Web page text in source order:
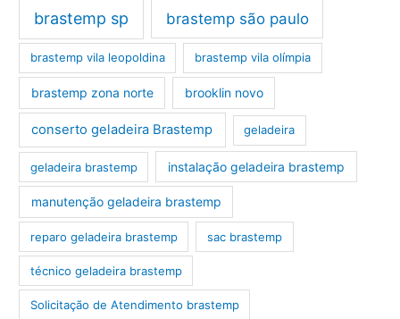
brastemp sp brastemp são paulo
brastemp vila leopoldina brastemp vila olímpia
brastemp zona norte brooklin novo
conserto geladeira Brastemp geladeira
geladeira brastemp instalação geladeira brastemp
manutenção geladeira brastemp
reparo geladeira brastemp sac brastemp
técnico geladeira brastemp
‎Solicitação de Atendimento brastemp